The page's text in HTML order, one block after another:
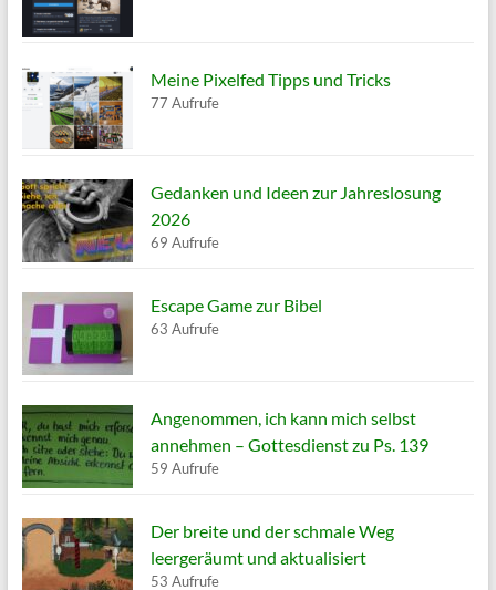
Meine Pixelfed Tipps und Tricks
77 Aufrufe
Gedanken und Ideen zur Jahreslosung
2026
69 Aufrufe
Escape Game zur Bibel
63 Aufrufe
Angenommen, ich kann mich selbst
annehmen – Gottesdienst zu Ps. 139
59 Aufrufe
Der breite und der schmale Weg
leergeräumt und aktualisiert
53 Aufrufe